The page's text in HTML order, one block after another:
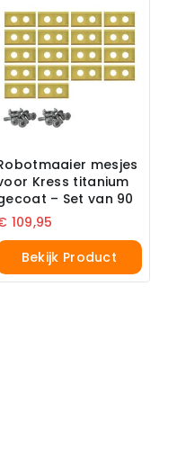
mesjes
Kress titanium
– Set van 90
109,95
Bekijk Product